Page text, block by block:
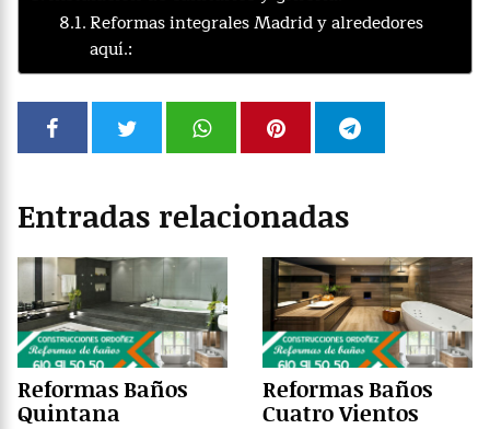
Reformas integrales Madrid y alrededores
aquí.:
Entradas relacionadas
Reformas Baños
Quintana
Reformas Baños
Cuatro Vientos